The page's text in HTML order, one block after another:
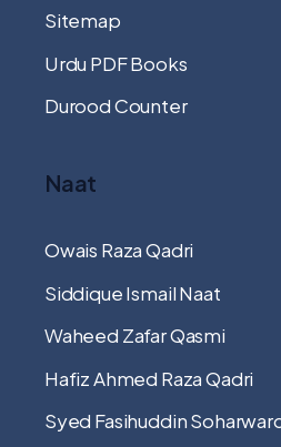
Sitemap
Urdu PDF Books
Durood Counter
Naat
Owais Raza Qadri
Siddique Ismail Naat
Waheed Zafar Qasmi
Hafiz Ahmed Raza Qadri
Syed Fasihuddin